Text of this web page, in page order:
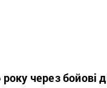
через бойові